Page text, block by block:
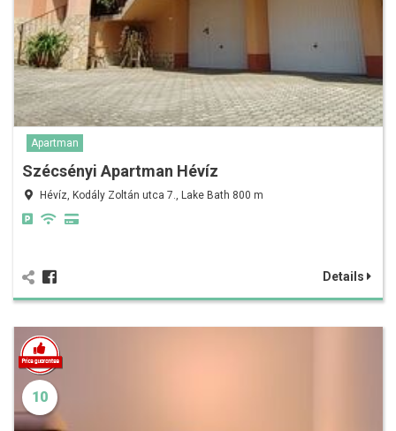
Apartman
Szécsényi Apartman Hévíz
Hévíz, Kodály Zoltán utca 7., Lake Bath 800 m
Details
10